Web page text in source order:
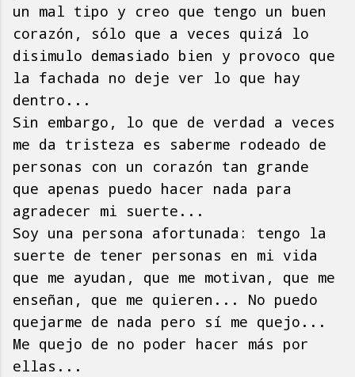
un mal tipo y creo que tengo un buen
corazón, sólo que a veces quizá lo
disimulo demasiado bien y provoco que
la fachada no deje ver lo que hay
dentro...
Sin embargo, lo que de verdad a veces
me da tristeza es saberme rodeado de
personas con un corazón tan grande
que apenas puedo hacer nada para
agradecer mi suerte...
Soy una persona afortunada: tengo la
suerte de tener personas en mi vida
que me ayudan, que me motivan, que me
enseñan, que me quieren... No puedo
quejarme de nada pero sí me quejo...
Me quejo de no poder hacer más por
ellas...